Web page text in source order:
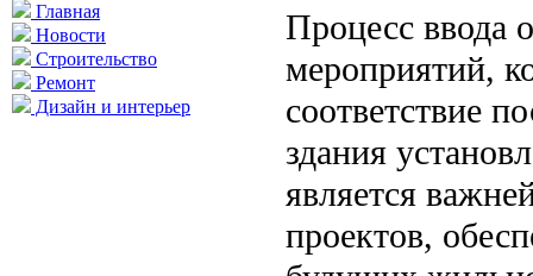
Главная
Новости
Строительство
Ремонт
Дизайн и интерьер
Процесс ввода
мероприятий,
соответствие
здания
является
проектов,